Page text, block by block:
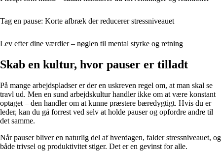
Tag en pause: Korte afbræk der reducerer stressniveauet
Lev efter dine værdier – nøglen til mental styrke og retning
Skab en kultur, hvor pauser er tilladt
På mange arbejdspladser er der en uskreven regel om, at man skal se
travl ud. Men en sund arbejdskultur handler ikke om at være konstant
optaget – den handler om at kunne præstere bæredygtigt. Hvis du er
leder, kan du gå forrest ved selv at holde pauser og opfordre andre til
det samme.
Når pauser bliver en naturlig del af hverdagen, falder stressniveauet, og
både trivsel og produktivitet stiger. Det er en gevinst for alle.